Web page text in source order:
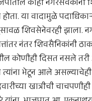
काही
या वादामुळे
शिवसेनेवरही झाला.
नंतर शिवसैनिकांनी
कोणीही दिसत नसले तरी
भेटून आले
खात्रीची